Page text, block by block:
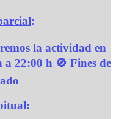
:
la actividad en
a 22:00 h 🚫 Fines de
: